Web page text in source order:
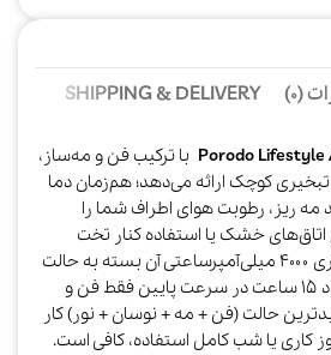
(0)
SHIPPING & DELIVERY
Porodo با ترکیب فن و مه‌ساز،
کوچک ارائه می‌دهد؛ هم‌زمان دما
مه ریز، رطوبت هوای اطراف شما را
خشک یا استفاده کنار تخت
بسیار مناسب است. باتری ۴۰۰۰ میلی‌آمپرساعتی آن بسته به حالت
استفاده می‌تواند تا حدود ۱۵ ساعت در سرعت پایین فقط فن و
شدیدترین حالت (فن + مه + نوسان + نور) کار
کاری یا شب کامل استفاده، کافی است.​